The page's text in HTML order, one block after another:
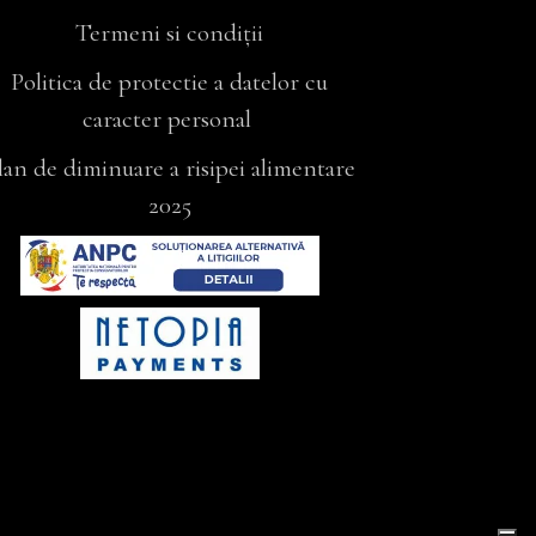
Termeni si condiții
Politica de protectie a datelor cu
caracter personal
de diminuare a risipei alimentare
2025